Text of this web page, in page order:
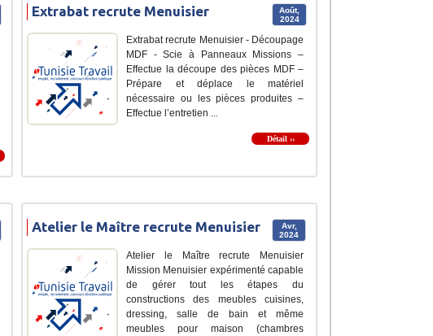
Août,
2024
Extrabat recrute Menuisier
Extrabat recrute Menuisier - Découpage
MDF - Scie à Panneaux Missions –
Effectue la découpe des pièces MDF –
Prépare et déplace le matériel
nécessaire ou les pièces produites –
Effectue l’entretien ...
Détail ››
Avr,
2024
Atelier le Maître recrute Menuisier
Atelier le Maître recrute Menuisier
Mission Menuisier expérimenté capable
de gérer tout les étapes du
constructions des meubles cuisines,
dressing, salle de bain et même
meubles pour maison (chambres